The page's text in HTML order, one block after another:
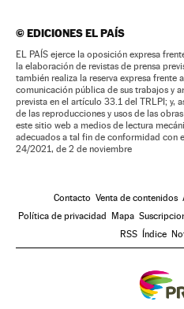
©EDICIONES EL PAÍS
EL PAÍS ejerce la oposición expresa
la elaboración de revistas de prensa
también realiza la reserva expresa
comunicación pública de sus trabajos y
prevista en el artículo 33.1 del TRLPI; y,
de las reproducciones y usos de las
este sitio web a medios de lectura
adecuados a tal fin de conformidad con
24/2021, de 2 de noviembre
Contacto Venta de contenidos
Política de privacidad Mapa
RSS Índice